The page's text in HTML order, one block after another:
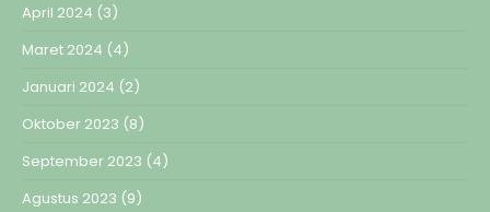
April 2024 (3)
Maret 2024 (4)
Januari 2024 (2)
Oktober 2023 (8)
September 2023 (4)
Agustus 2023 (9)